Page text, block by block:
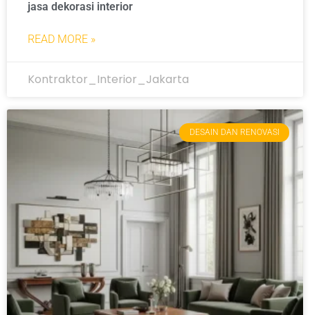
jasa dekorasi ‪interior
READ MORE »
Kontraktor_Interior_Jakarta
DESAIN DAN RENOVASI